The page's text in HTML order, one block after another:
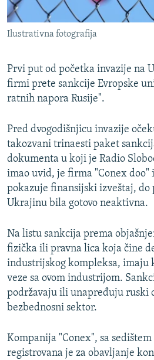
GENOCID U SREBRENICI
POPLAVE I KLIZIŠTA U BIH 2024.
POST SCRIPTUM
MOJA EVROPA
TRI DECENIJE OD RATA U BIH
SVE KARTE DEJTONA
NASTANAK I RASPAD JUGOSLAVIJE
PRATITE NAS
Sve RFE/RL stranice
Ilustrativna fotografija
Prvi put od početka invazije na
firmi prete sankcije Evropske
ratnih napora Rusije".
Pred dvogodišnjicu invazije
takozvani trinaesti paket
dokumenta u koji je Radio
imao uvid, je firma "Conex doo"
pokazuje finansijski izveštaj, do
Ukrajinu bila gotovo neaktivna.
Na listu sankcija prema
fizička ili pravna lica koja čine
industrijskog kompleksa, imaju
veze sa ovom industrijom.
podržavaju ili unapređuju ruski
bezbednosni sektor.
Kompanija "Conex", sa sedištem
registrovana je za obavljanje